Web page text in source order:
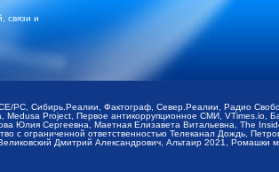
связи и
PC, Сибирь.Реалии, Фактограф, Север.Реалии, Радио
Project, Первое антикоррупционное СМИ,
Сергеевна, Маетная Елизавета Витальевна, The
с ограниченной ответственностью Телеканал Дождь,
Дмитрий Александрович, Альтаир 2021, Ромашки